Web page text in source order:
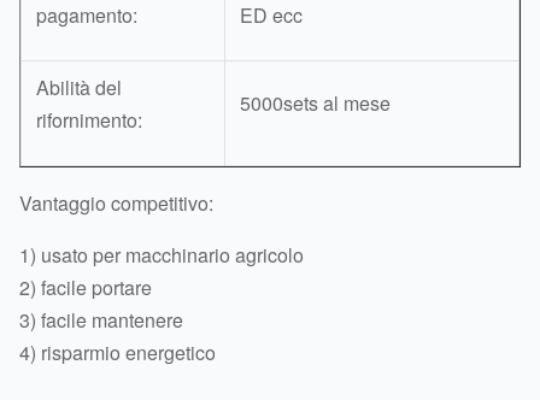
pagamento:
ED ecc
Abilità del
rifornimento:
5000sets al mese
Vantaggio competitivo:
1) usato per macchinario agricolo
2) facile portare
3) facile mantenere
4) risparmio energetico